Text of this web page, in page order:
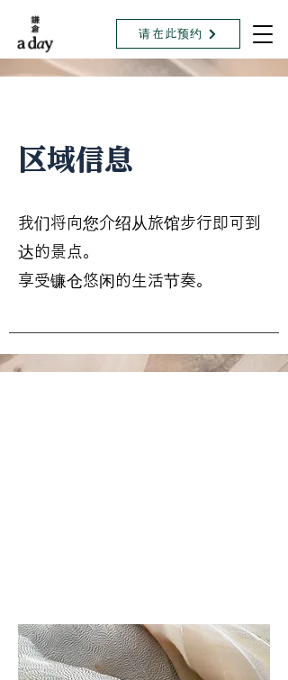
请在此预约
区域信息
我们将向您介绍从旅馆步行即可到
达的景点。
享受镰仓悠闲的生活节奏。